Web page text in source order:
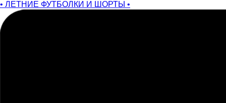
• ЛЕТНИЕ ФУТБОЛКИ И ШОРТЫ •